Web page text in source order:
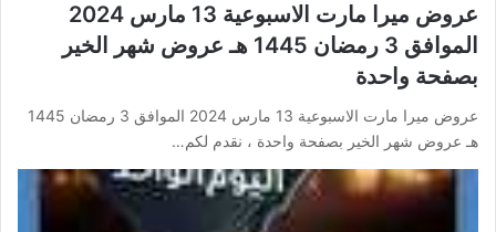
عروض ميرا مارت الاسبوعية 13 مارس 2024
الموافق 3 رمضان 1445 هـ عروض شهر الخير
بصفحة واحدة
عروض ميرا مارت الاسبوعية 13 مارس 2024 الموافق 3 رمضان 1445
هـ عروض شهر الخير بصفحة واحدة ، نقدم لكم…